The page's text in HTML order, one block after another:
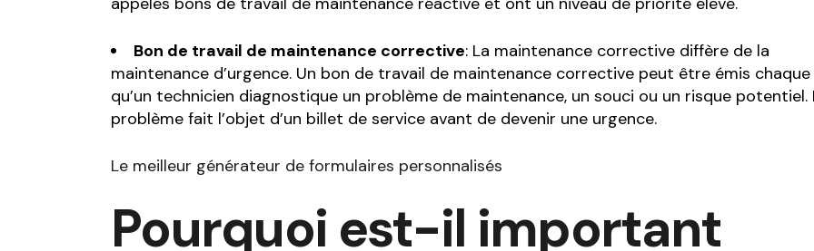
Bon de travail de maintenance corrective: La maintenance corrective diffère de la
maintenance d’urgence. Un bon de travail de maintenance corrective peut être émis
qu’un technicien diagnostique un problème de maintenance, un souci ou un risque potentiel.
problème fait l’objet d’un billet de service avant de devenir une urgence.
Le meilleur générateur de formulaires personnalisés
Pourquoi est-il important